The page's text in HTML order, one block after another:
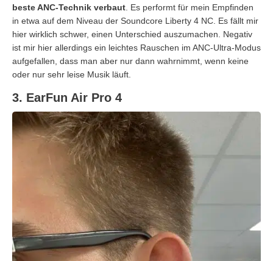
beste ANC-Technik verbaut. Es performt für mein Empfinden
in etwa auf dem Niveau der Soundcore Liberty 4 NC. Es fällt mir
hier wirklich schwer, einen Unterschied auszumachen. Negativ
ist mir hier allerdings ein leichtes Rauschen im ANC-Ultra-Modus
aufgefallen, dass man aber nur dann wahrnimmt, wenn keine
oder nur sehr leise Musik läuft.
3. EarFun Air Pro 4